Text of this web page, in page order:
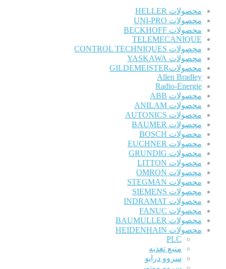
محصولات HELLER
محصولات UNI-PRO
محصولات BECKHOFF
TELEMECANIQUE
محصولات CONTROL TECHNIQUES
محصولات YASKAWA
محصولاتGILDEMEISTER
Allen Bradley
Radio-Energie
محصولات ABB
محصولات ANILAM
محصولات AUTONICS
محصولات BAUMER
محصولات BOSCH
محصولات EUCHNER
محصولات GRUNDIG
محصولات LITTON
محصولات OMRON
محصولات STEGMAN
محصولات SIEMENS
محصولات INDRAMAT
محصولات FANUC
محصولات BAUMULLER
محصولات HEIDENHAIN
PLC
منبع تغذیه
سروو درایو